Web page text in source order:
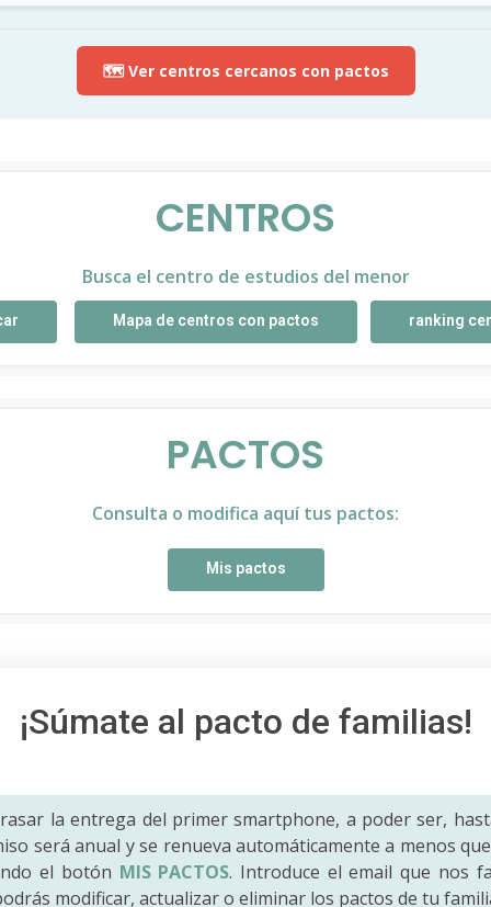
🗺️ Ver centros cercanos con pactos
CENTROS
Busca el centro de estudios del menor
Mapa de centros con pactos ranking
PACTOS
Consulta o modifica aquí tus pactos:
Mis pactos
¡Súmate al pacto de familias!
la entrega del primer smartphone, a poder ser,
será anual y se renueva automáticamente a menos
el botón MIS PACTOS. Introduce el email que nos
modificar, actualizar o eliminar los pactos de tu